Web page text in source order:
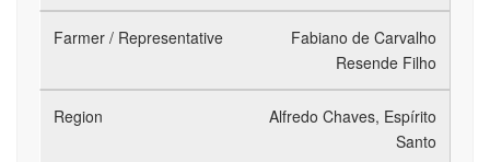
Fabiano de Carvalho
Resende Filho
Alfredo Chaves, Espírito
Santo